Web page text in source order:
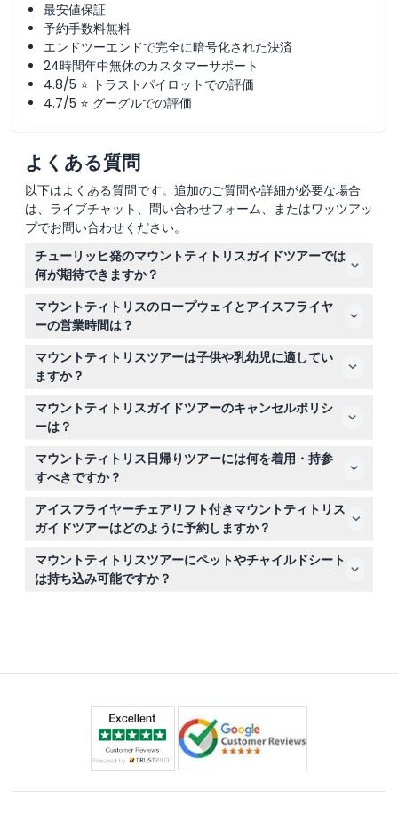
最安値保証
予約手数料無料
エンドツーエンドで完全に暗号化された決済
24時間年中無休のカスタマーサポート
4.8/5 ⭐ トラストパイロットでの評価
4.7/5 ⭐ グーグルでの評価
よくある質問
以下はよくある質問です。追加のご質問や詳細が必要な場合
は、ライブチャット、問い合わせフォーム、またはワッツアッ
プでお問い合わせください。
チューリッヒ発のマウントティトリスガイドツアーでは
何が期待できますか？
中央スイスを通る風光明媚な旅から始まり、ルツェルンの
カペル橋とライオン記念碑を見学するための立ち寄りがあ
ります。その後、エンゲルベルクに向かい、ティトリス・
エクスプレスと標高3,020メートルまで回転する世界初の
ロープウェイに乗車します。さらに、アイスフライヤーの
だけます。
マウントティトリスのロープウェイとアイスフライヤ
ーの営業時間は？
ロープウェイは午前8時30分から午後5時まで運行してお
り、始発はエンゲルベルクから、最終下山は山頂からで
す。アイスフライヤーのチェアリフトは天候により変更の
可能性がありますが、通常は午前9時30分から午後4時ま
で毎日運行しています（予約時にご確認ください）。
マウントティトリスツアーは子供や乳幼児に適してい
ますか？
はい、すべての年齢の子供が参加できますが、13歳以上の
子供は大人料金が適用されます。ご予約の際には、乳幼児
や子供も乗客数に含めてください。
マウントティトリスガイドツアーのキャンセルポリシ
ーは？
チケットは返金不可でキャンセルもできませんので、ご予
約前に計画が確定していることをご確認ください。チケッ
トは選択された日付と時間にのみ有効です。
マウントティトリス日帰りツアーには何を着用・持参
すべきですか？
重ね着で調節できる服装をし、山頂の寒さを含む変わりや
すい天候に備えてください。歩きやすい靴と暖かい衣服を
おすすめします。
アイスフライヤーチェアリフト付きマウントティトリス
ガイドツアーはどのように予約しますか？
このウェブサイトで、ご希望の日付と時間を選択して簡単
にオンライン予約が可能です。空き状況は予約プロセス中
にリアルタイムで更新されます。
マウントティトリスツアーにペットやチャイルドシート
は持ち込み可能ですか？